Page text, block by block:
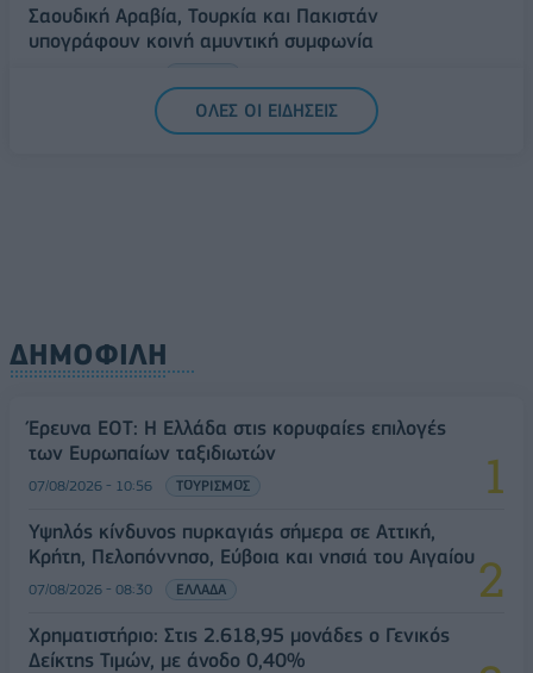
Σαουδική Αραβία, Τουρκία και Πακιστάν
υπογράφουν κοινή αμυντική συμφωνία
ΟΛΕΣ ΟΙ ΕΙΔΗΣΕΙΣ
ΔΗΜΟΦΙΛΗ
Έρευνα ΕΟΤ: Η Ελλάδα στις κορυφαίες επιλογές
των Ευρωπαίων ταξιδιωτών
07/08/2026 - 10:56 ΤΟΥΡΙΣΜΟΣ
Υψηλός κίνδυνος πυρκαγιάς σήμερα σε Αττική,
Κρήτη, Πελοπόννησο, Εύβοια και νησιά του Αιγαίου
07/08/2026 - 08:30 ΕΛΛΑΔΑ
Χρηματιστήριο: Στις 2.618,95 μονάδες ο Γενικός
Δείκτης Τιμών, με άνοδο 0,40%